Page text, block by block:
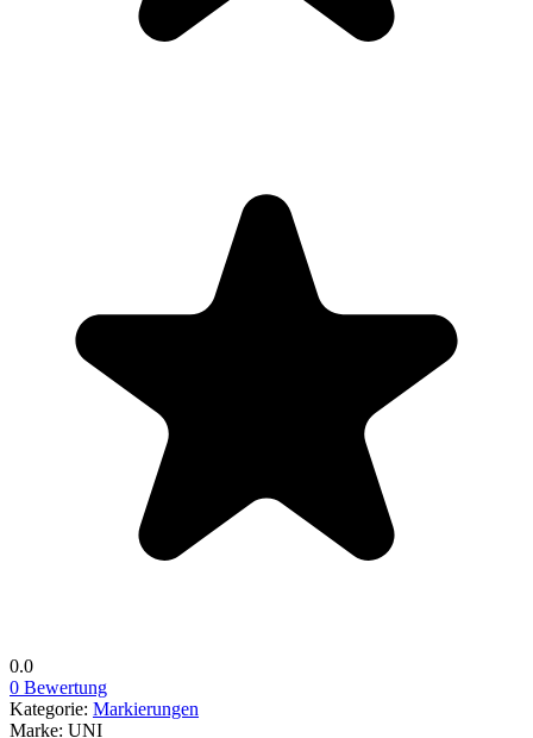
0.0
0 Bewertung
Kategorie: Markierungen
Marke: UNI